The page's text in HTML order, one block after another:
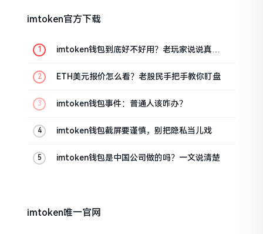
imtoken官方下载
imtoken钱包到底好不好用？老玩家说说真实
ETH美元报价怎么看？老股民手把手教你盯盘
imtoken钱包事件：普通人该咋办？
imtoken钱包截屏要谨慎，别把隐私当儿戏
imtoken钱包是中国公司做的吗？一文说清楚
imtoken唯一官网